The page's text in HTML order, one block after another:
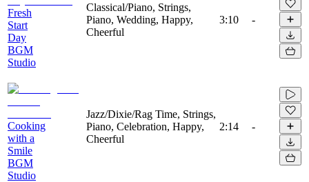
Fresh
Start
Day
BGM
Studio
Classical/Piano, Strings,
Piano, Wedding, Happy,
Cheerful
3:10 -
Cooking
with a
Smile
BGM
Studio
Jazz/Dixie/Rag Time, Strings,
Piano, Celebration, Happy,
Cheerful
2:14 -